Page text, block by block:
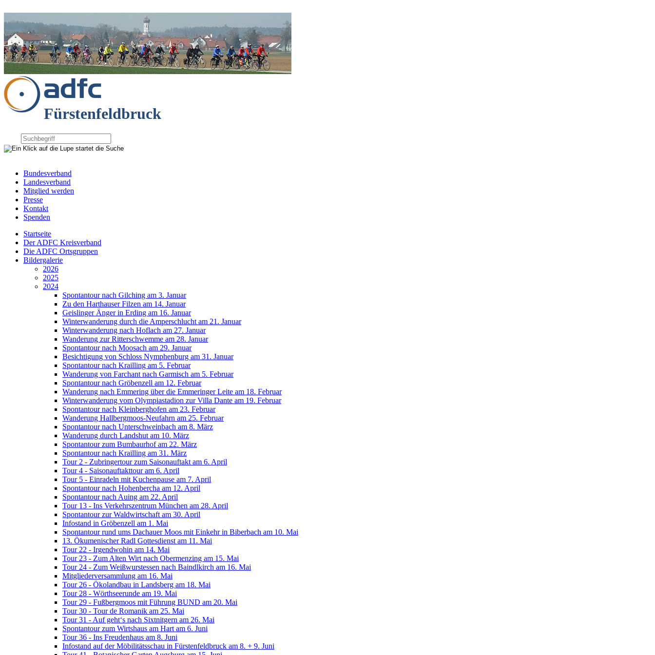
Fürstenfeldbruck
Bundesverband
Landesverband
Mitglied werden
Presse
Kontakt
Spenden
Startseite
Der ADFC Kreisverband
Die ADFC Ortsgruppen
Bildergalerie
2026
2025
2024
Spontantour nach Gilching am 3. Januar
Zu den Harthauser Filzen am 14. Januar
Geislinger Änger in Erding am 16. Januar
Winterwanderung durch die Amperschlucht am 21. Januar
Winterwanderung nach Hoflach am 27. Januar
Wanderung zur Ritterschwemme am 28. Januar
Spontantour nach Moosach am 29. Januar
Besichtigung von Schloss Nymphenburg am 31. Januar
Spontantour nach Krailling am 5. Februar
Wanderung von Farchant nach Garmisch am 5. Februar
Spontantour nach Gröbenzell am 12. Februar
Wanderung nach Emmering über die Emmeringer Leite am 18. Februar
Winterwanderung vom Olympiastadion zur Villa Dante am 19. Februar
Spontantour nach Kleinberghofen am 23. Februar
Wanderung Hallbergmoos-Neufahrn am 25. Februar
Spontantour nach Unterschweinbach am 8. März
Wanderung durch Landshut am 10. März
Spontantour zum Bumbaurhof am 22. März
Spontantour nach Krailling am 31. März
Tour 2 - Zubringertour zum Saisonauftakt am 6. April
Tour 4 - Saisonauftakttour am 6. April
Tour 5 - Einradeln mit Kuchenpause am 7. April
Spontantour nach Hohenbercha am 12. April
Spontantour nach Auing am 22. April
Tour 13 - Ins Verkehrszentrum München am 28. April
Spontantour zur Waldwirtschaft am 30. April
Infostand in Gröbenzell am 1. Mai
Spontantour rund ums Dachauer Moos mit Einkehr in Biberbach am 10. Mai
13. Ökumenischer Radl Gottesdienst am 11. Mai
Tour 22 - Irgendwohin am 14. Mai
Tour 23 - Zum Alten Wirt nach Obermenzing am 15. Mai
Tour 24 - Zum Weißwurstessen nach Baindlkirch am 16. Mai
Mitgliederversammlung am 16. Mai
Tour 26 - Ökolandbau in Landsberg am 18. Mai
Tour 28 - Wörthseerunde am 19. Mai
Tour 29 - Fußbergmoos mit Führung BUND am 20. Mai
Tour 30 - Tour de Romanik am 25. Mai
Tour 31 - Auf geht‘s nach Sixtnitgern am 26. Mai
Spontantour zum Wirtshaus am Hart am 6. Juni
Tour 36 - Ins Freudenhaus am 8. Juni
Infostand auf der Möbilitätsschau in Fürstenfeldbruck am 8. + 9. Juni